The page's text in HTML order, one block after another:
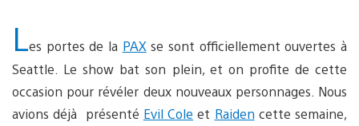
Les portes de la PAX se sont officiellement ouvertes à
Seattle. Le show bat son plein, et on profite de cette
occasion pour révéler deux nouveaux personnages. Nous
avions déjà présenté Evil Cole et Raiden cette semaine,